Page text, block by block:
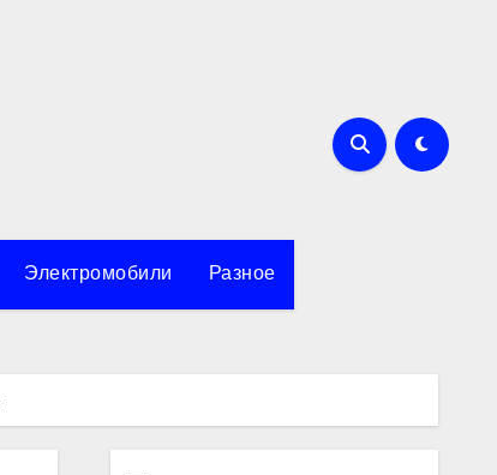
Электромобили Разное